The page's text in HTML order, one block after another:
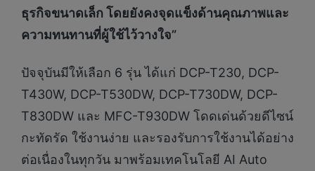
ธุรกิจขนาดเล็ก โดยยังคงจุดแข็งด้านคุณภาพและ
ความทนทานที่ผู้ใช้ไว้วางใจ”
ปัจจุบันมีให้เลือก 6 รุ่น ได้แก่ DCP-T230, DCP-
T430W, DCP-T530DW, DCP-T730DW, DCP-
T830DW และ MFC-T930DW โดดเด่นด้วยดีไซน์
กะทัดรัด ใช้งานง่าย และรองรับการใช้งานได้อย่าง
ต่อเนื่องในทุกวัน มาพร้อมเทคโนโลยี AI Auto